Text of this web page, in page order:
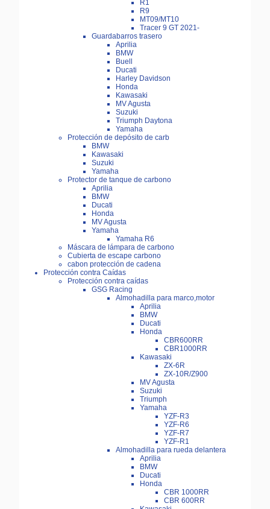
R1
R9
MT09/MT10
Tracer 9 GT 2021-
Guardabarros trasero
Aprilia
BMW
Buell
Ducati
Harley Davidson
Honda
Kawasaki
MV Agusta
Suzuki
Triumph Daytona
Yamaha
Protección de depósito de carb
BMW
Kawasaki
Suzuki
Yamaha
Protector de tanque de carbono
Aprilia
BMW
Ducati
Honda
MV Agusta
Yamaha
Yamaha R6
Máscara de lámpara de carbono
Cubierta de escape carbono
cabon protección de cadena
Protección contra Caídas
Protección contra caídas
GSG Racing
Almohadilla para marco,motor
Aprilia
BMW
Ducati
Honda
CBR600RR
CBR1000RR
Kawasaki
ZX-6R
ZX-10R/Z900
MV Agusta
Suzuki
Triumph
Yamaha
YZF-R3
YZF-R6
YZF-R7
YZF-R1
Almohadilla para rueda delantera
Aprilia
BMW
Ducati
Honda
CBR 1000RR
CBR 600RR